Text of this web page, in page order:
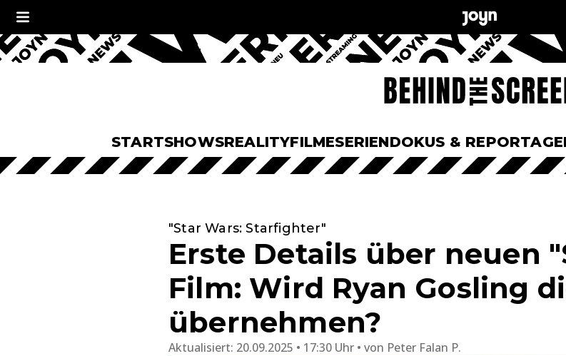
STARTSHOWSREALITYFILMESERIENDOKUS &
"Star Wars: Starfighter"
Erste Details über neuen
Film: Wird Ryan Gosling
übernehmen?
Aktualisiert: 20.09.2025 • 17:30 Uhr von Peter Falan P.